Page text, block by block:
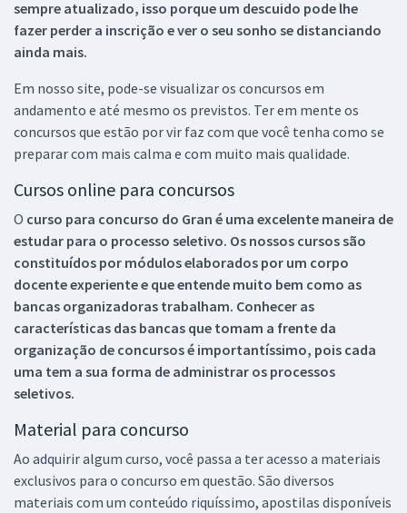
sempre atualizado, isso porque um descuido pode lhe
fazer perder a inscrição e ver o seu sonho se distanciando
ainda mais.
Em nosso site, pode-se visualizar os concursos em
andamento e até mesmo os previstos. Ter em mente os
concursos que estão por vir faz com que você tenha como se
preparar com mais calma e com muito mais qualidade.
Cursos online para concursos
O curso para concurso do Gran é uma excelente maneira de
estudar para o processo seletivo. Os nossos cursos são
constituídos por módulos elaborados por um corpo
docente experiente e que entende muito bem como as
bancas organizadoras trabalham. Conhecer as
características das bancas que tomam a frente da
organização de concursos é importantíssimo, pois cada
uma tem a sua forma de administrar os processos
seletivos.
Material para concurso
Ao adquirir algum curso, você passa a ter acesso a materiais
exclusivos para o concurso em questão. São diversos
materiais com um conteúdo riquíssimo, apostilas disponíveis